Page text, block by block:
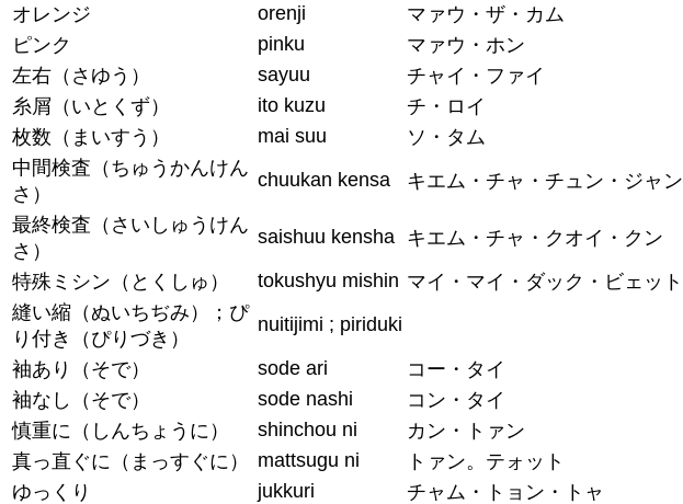
オレンジ
orenji マァウ・ザ・カム
ピンク
pinku マァウ・ホン
左右（さゆう）
sayuu チャイ・ファイ
糸屑（いとくず）
ito kuzu チ・ロイ
枚数（まいすう）
mai suu ソ・タム
中間検査（ちゅうかんけん
さ）
chuukan kensa キエム・チャ・チュン・ジャン
最終検査（さいしゅうけん
さ）
saishuu kensha キエム・チャ・クオイ・クン
特殊ミシン（とくしゅ） tokushyu mishin マイ・マイ・ダック・ビェット
縫い縮（ぬいちぢみ）；ぴ
り付き（ぴりづき）
nuitijimi ; piriduki
袖あり（そで） sode ari コー・タイ
袖なし（そで）
sode nashi コン・タイ
慎重に（しんちょうに）
shinchou ni カン・トァン
真っ直ぐに（まっすぐに）
mattsugu ni トァン。テォット
ゆっくり
jukkuri チャム・トョン・トャ